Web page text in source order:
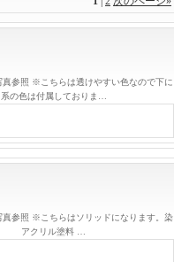
参照 ※こちらは透けやすい色なので下に
の色は付属しておりま…
参照 ※こちらはソリッドになります。染
アクリル塗料 …